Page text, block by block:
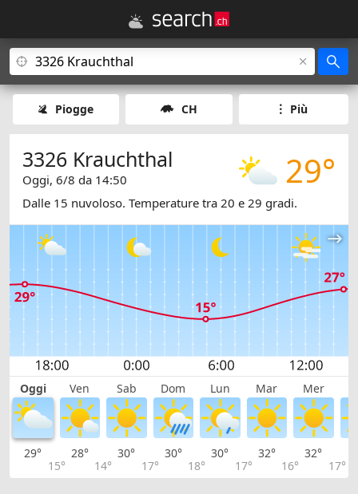
Piogge CH Più
29°
3326 Krauchthal
Oggi, 6/8 da 14:50
Dalle 15 nuvoloso. Temperature tra 20 e 29 gradi.
Oggi Ven Sab Dom Lun Mar Mer
29°
15°
28°
14°
30°
17°
30°
18°
30°
17°
32°
16°
32°
17°